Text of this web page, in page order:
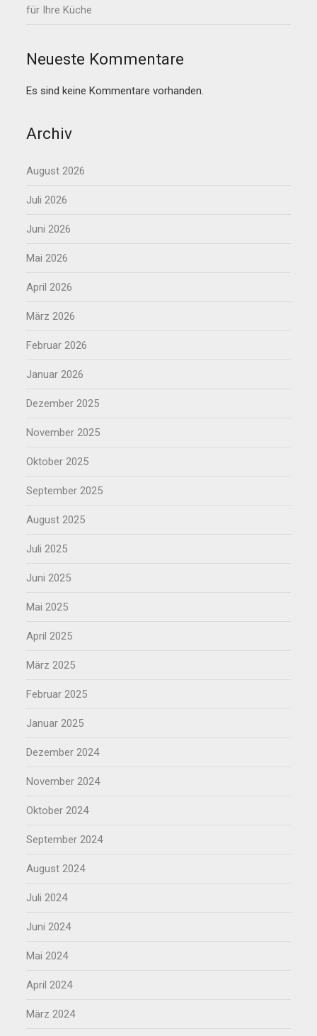
für Ihre Küche
Neueste Kommentare
Es sind keine Kommentare vorhanden.
Archiv
August 2026
Juli 2026
Juni 2026
Mai 2026
April 2026
März 2026
Februar 2026
Januar 2026
Dezember 2025
November 2025
Oktober 2025
September 2025
August 2025
Juli 2025
Juni 2025
Mai 2025
April 2025
März 2025
Februar 2025
Januar 2025
Dezember 2024
November 2024
Oktober 2024
September 2024
August 2024
Juli 2024
Juni 2024
Mai 2024
April 2024
März 2024